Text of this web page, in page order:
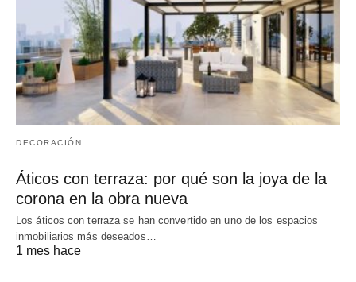
DECORACIÓN
Áticos con terraza: por qué son la joya de la
corona en la obra nueva
Los áticos con terraza se han convertido en uno de los espacios
inmobiliarios más deseados…
1 mes hace